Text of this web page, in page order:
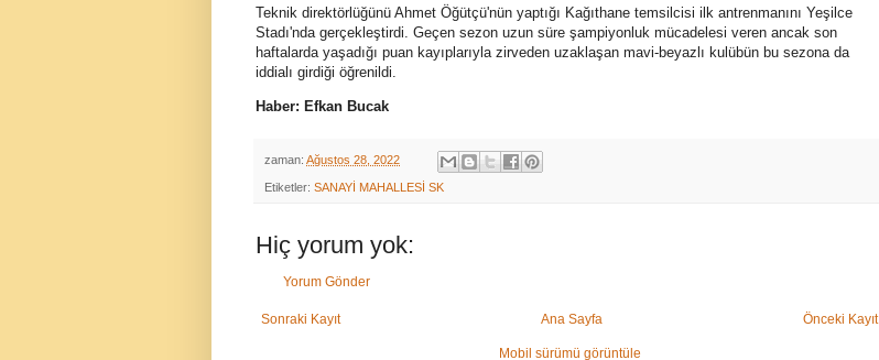
Teknik direktörlüğünü Ahmet Öğütçü'nün yaptığı Kağıthane temsilcisi ilk antrenmanını Yeşilce
Stadı'nda gerçekleştirdi. Geçen sezon uzun süre şampiyonluk mücadelesi veren ancak son
haftalarda yaşadığı puan kayıplarıyla zirveden uzaklaşan mavi-beyazlı kulübün bu sezona da
iddialı girdiği öğrenildi.
Haber: Efkan Bucak
zaman: Ağustos 28, 2022
Etiketler: SANAYİ MAHALLESİ SK
Hiç yorum yok:
Yorum Gönder
Sonraki Kayıt Önceki Kayıt
Ana Sayfa
Mobil sürümü görüntüle